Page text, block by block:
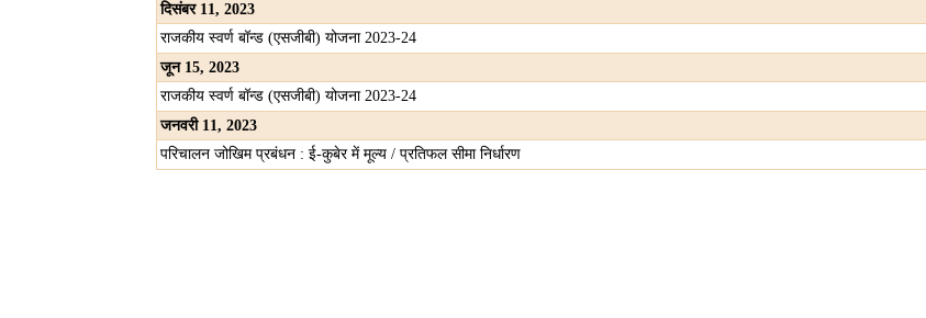
दिसंबर11, 2023
राजकीय स्वर्ण बॉन्ड (एसजीबी) योजना 2023-24
जून15, 2023
राजकीय स्वर्ण बॉन्ड (एसजीबी) योजना 2023-24
जनवरी11, 2023
परिचालन जोखिम प्रबंधन : ई-कुबेर में मूल्य / प्रतिफल सीमा निर्धारण